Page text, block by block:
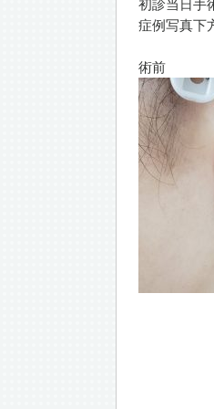
初診当日手
症例写真下
術前